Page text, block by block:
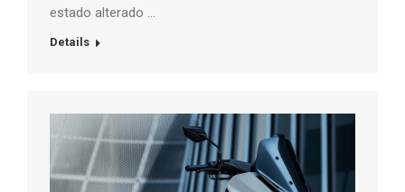
estado alterado …
Details